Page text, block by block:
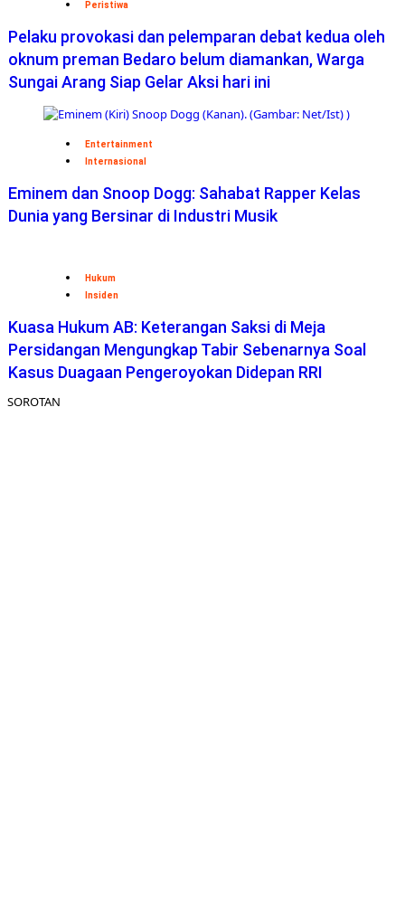
Peristiwa
Pelaku provokasi dan pelemparan debat kedua oleh
oknum preman Bedaro belum diamankan, Warga
Sungai Arang Siap Gelar Aksi hari ini
Entertainment
Internasional
Eminem dan Snoop Dogg: Sahabat Rapper Kelas
Dunia yang Bersinar di Industri Musik
Hukum
Insiden
Kuasa Hukum AB: Keterangan Saksi di Meja
Persidangan Mengungkap Tabir Sebenarnya Soal
Kasus Duagaan Pengeroyokan Didepan RRI
SOROTAN